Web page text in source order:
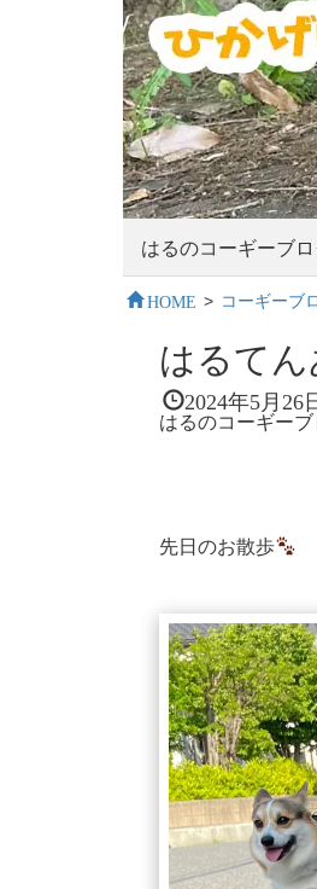
はるのコーギーブ
HOME > コーギーブ
はるて
2024年5月26
はるのコーギーブ
先日のお散歩